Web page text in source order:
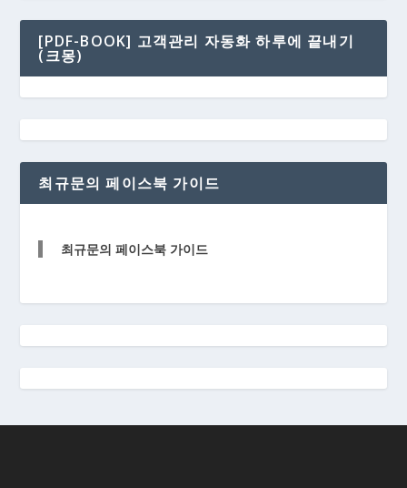
[PDF-BOOK] 고객관리 자동화 하루에 끝내기
(크몽)
최규문의 페이스북 가이드
최규문의 페이스북 가이드